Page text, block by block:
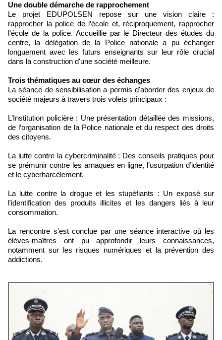
Une double démarche de rapprochement
Le projet EDUPOLSEN repose sur une vision claire :
rapprocher la police de l’école et, réciproquement, rapprocher
l’école de la police. Accueillie par le Directeur des études du
centre, la délégation de la Police nationale a pu échanger
longuement avec les futurs enseignants sur leur rôle crucial
dans la construction d'une société meilleure.
Trois thématiques au cœur des échanges
La séance de sensibilisation a permis d'aborder des enjeux de
société majeurs à travers trois volets principaux :
L’Institution policière : Une présentation détaillée des missions,
de l’organisation de la Police nationale et du respect des droits
des citoyens.
La lutte contre la cybercriminalité : Des conseils pratiques pour
se prémunir contre les arnaques en ligne, l’usurpation d’identité
et le cyberharcèlement.
La lutte contre la drogue et les stupéfiants : Un exposé sur
l'identification des produits illicites et les dangers liés à leur
consommation.
La rencontre s'est conclue par une séance interactive où les
élèves-maîtres ont pu approfondir leurs connaissances,
notamment sur les risques numériques et la prévention des
addictions.